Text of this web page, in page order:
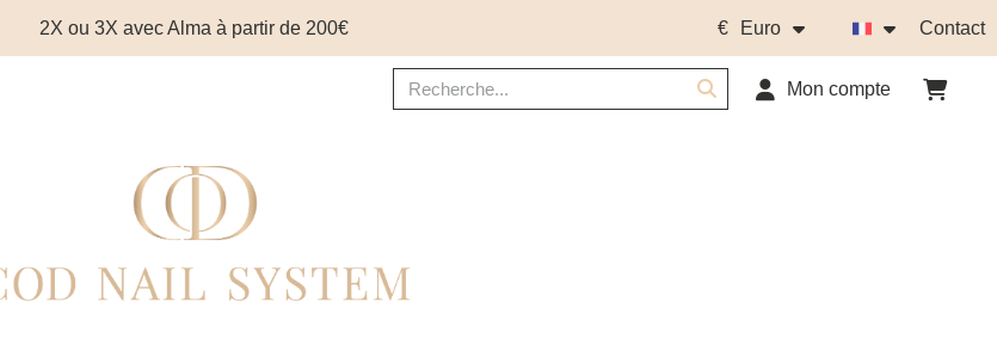
2X ou 3X avec Alma à partir de 200€ € Euro Contact
Mon compte